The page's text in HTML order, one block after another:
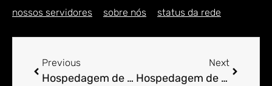
nossos servidores sobre nós status da rede
Previous
Hospedagem de Sites para Engenheiro em Alto Cruzeiro
Next
Hospedagem de Sites para Engenheiro em Alto da Bela Vista / Urubu